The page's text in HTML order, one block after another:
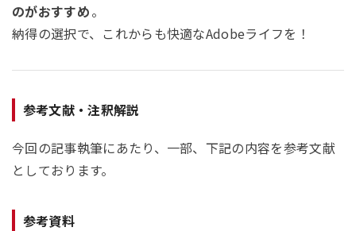
のがおすすめ。
納得の選択で、これからも快適なAdobeライフを！
参考文献・注釈解説
今回の記事執筆にあたり、一部、下記の内容を参考文献
としております。
参考資料